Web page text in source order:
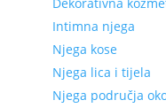
Intimna njega
Njega kose
Njega lica i tijela
Njega područja